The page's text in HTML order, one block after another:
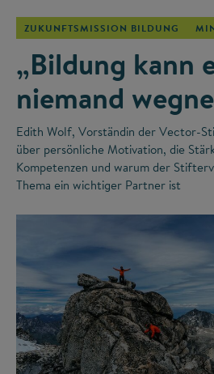
ZUKUNFTSMISSION BILDUNG
„Bildung kann
niemand
Edith Wolf, Vorständin der Vector-
über persönliche Motivation, die
Kompetenzen und warum der
Thema ein wichtiger Partner ist